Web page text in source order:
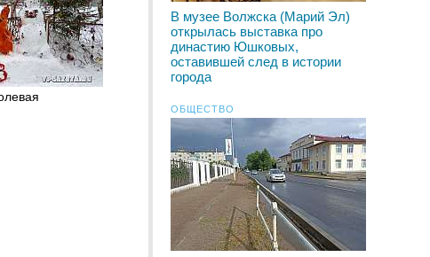
В музее Волжска (Марий Эл)
открылась выставка про
династию Юшковых,
оставившей след в истории
города
ОБЩЕСТВО